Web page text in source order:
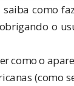
saiba como
o
como o
(como